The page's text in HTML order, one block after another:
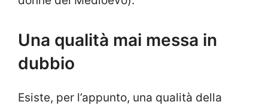
Una qualità mai messa in
dubbio
Esiste, per l’appunto, una qualità della